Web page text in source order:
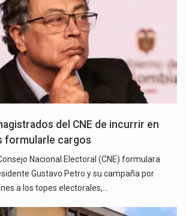
del CNE de incurrir en
formularle cargos
Nacional Electoral (CNE) formulara
Gustavo Petro y su campaña por
a los topes electorales,…